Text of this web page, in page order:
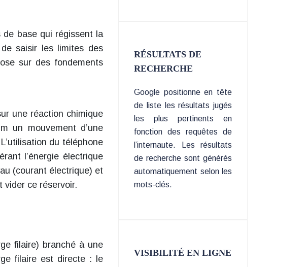
base qui régissent la
saisir les limites des
sur des fondements
une réaction chimique
un mouvement d’une
du téléphone
l’énergie électrique
(courant électrique) et
vider ce réservoir.
filaire) branché à une
filaire est directe : le
RÉSULTATS DE
RECHERCHE
Google positionne en tête
de liste les résultats jugés
les plus pertinents en
fonction des requêtes de
l’internaute. Les résultats
de recherche sont générés
automatiquement selon les
mots-clés.
VISIBILITÉ EN LIGNE